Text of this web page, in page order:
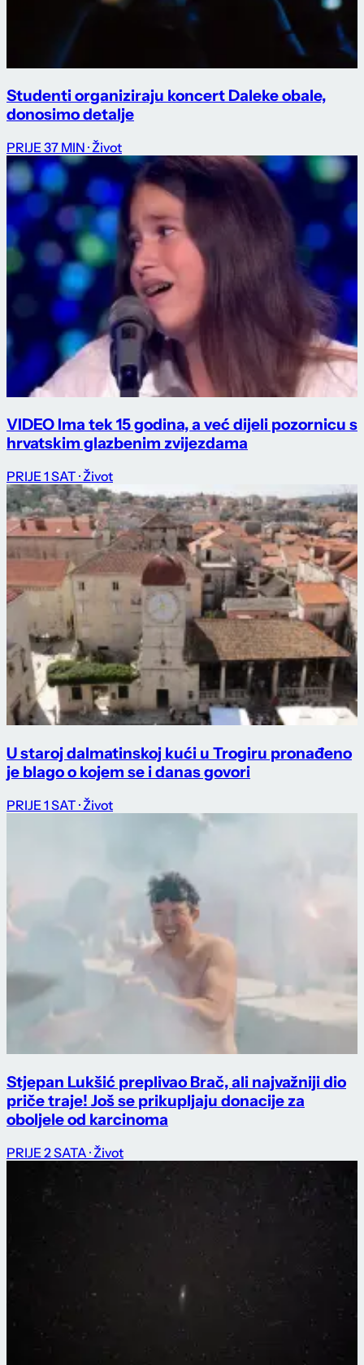
Studenti organiziraju koncert Daleke obale,
donosimo detalje
PRIJE 37 MIN · Život
VIDEO Ima tek 15 godina, a već dijeli pozornicu s
hrvatskim glazbenim zvijezdama
PRIJE 1 SAT · Život
U staroj dalmatinskoj kući u Trogiru pronađeno
je blago o kojem se i danas govori
PRIJE 1 SAT · Život
Stjepan Lukšić preplivao Brač, ali najvažniji dio
priče traje! Još se prikupljaju donacije za
oboljele od karcinoma
PRIJE 2 SATA · Život